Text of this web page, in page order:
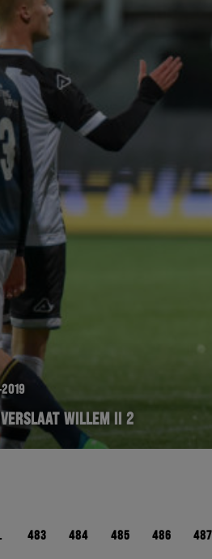
WILLEM II 2
483 484 485 486 487